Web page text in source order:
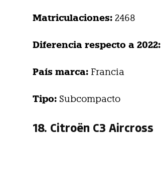
Matriculaciones: 2468
Diferencia respecto a 2022:
País marca: Francia
Tipo: Subcompacto
18. Citroën C3 Aircross